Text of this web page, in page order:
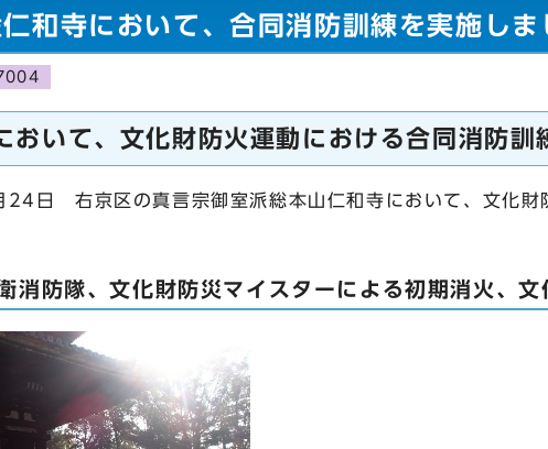
和寺において、合同消防訓練を実施しま
おいて、文化財防火運動における合同消防訓
日 右京区の真言宗御室派総本山仁和寺において、文化財
消防隊、文化財防災マイスターによる初期消火、文